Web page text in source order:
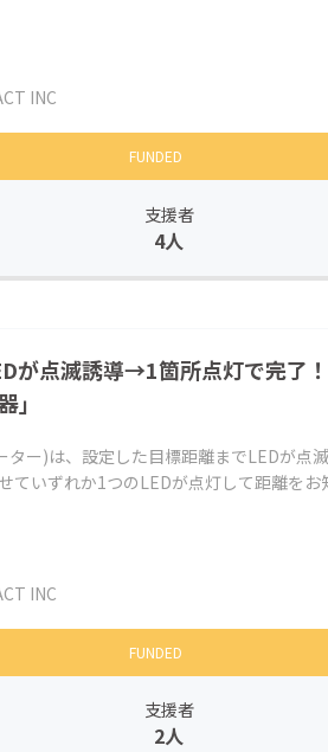
INC
FUNDED
支援者
4人
が点滅誘導→1箇所点灯で完了
」
ター)は、設定した目標距離までLEDが点
ていずれか1つのLEDが点灯して距離をお
INC
FUNDED
支援者
2人